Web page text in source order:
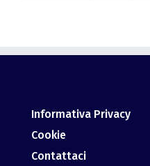
Informativa Privacy
Dove siamo